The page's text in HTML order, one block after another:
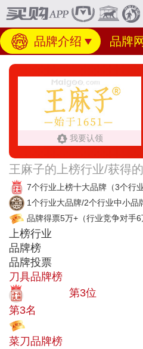
品牌介绍 品牌
我要认领
王麻子的上榜行业/获得
7个行业上榜十大品牌 （3个行
1个行业大品牌/2个行业中小品
品牌得票5万+ （行业竞争对手6
上榜行业
品牌榜
品牌投票
刀具品牌榜
第3位
第3名
菜刀品牌榜